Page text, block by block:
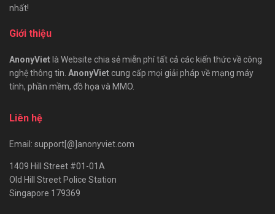
nhất!
Giới thiệu
AnonyVietlà Website chia sẻ miễn phí tất cả các kiến thức về công
nghệ thông tin. AnonyViet cung cấp mọi giải pháp về mạng máy
tính, phần mềm, đồ họa và MMO.
Liên hệ
Email: support[@]anonyviet.com
1409 Hill Street #01-01A
Old Hill Street Police Station
Singapore 179369